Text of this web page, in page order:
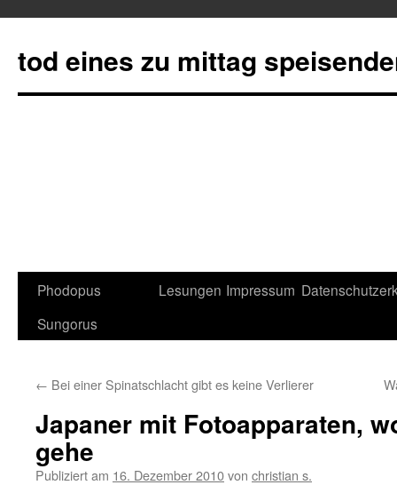
tod eines zu mittag
Springe
zum
Phodopus
Sungorus
Lesungen Impressum
← Bei einer Spinatschlacht gibt es keine Verlierer
Japaner mit Fotoapparaten,
gehe
Publiziert am 16. Dezember 2010von christian s.